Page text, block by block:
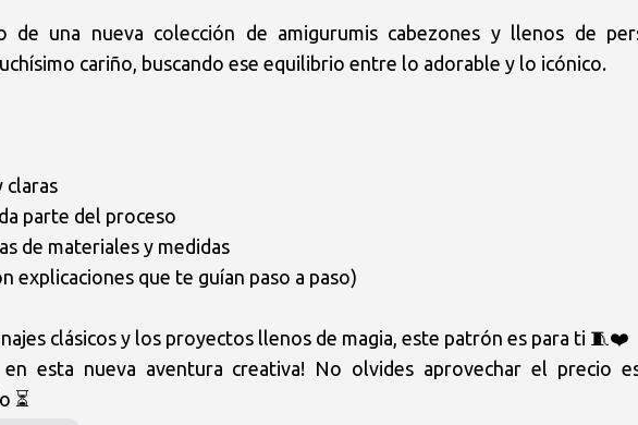
de una nueva colección de amigurumis cabezones y llenos de
cariño, buscando ese equilibrio entre lo adorable y lo icónico.
claras
parte del proceso
de materiales y medidas
explicaciones que te guían paso a paso)
clásicos y los proyectos llenos de magia, este patrón es para ti 🧵❤️
en esta nueva aventura creativa! No olvides aprovechar el precio
⏳